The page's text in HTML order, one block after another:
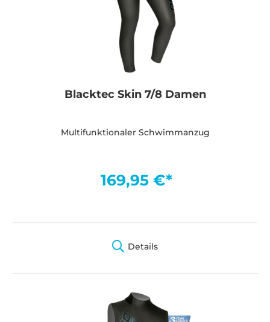
Blacktec Skin 7/8 Damen
Multifunktionaler Schwimmanzug
169,95 €*
Details